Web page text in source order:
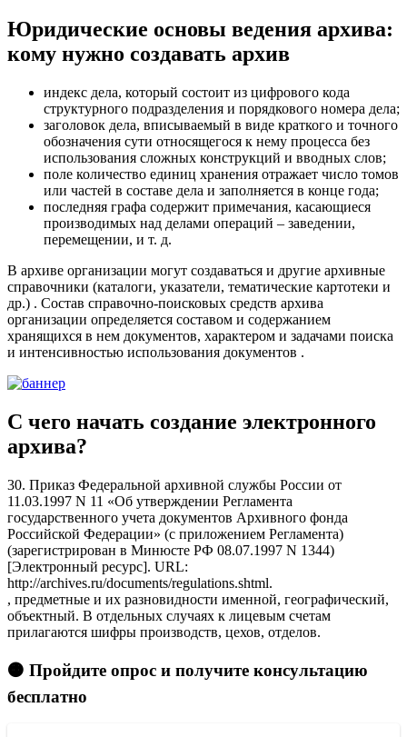
Юридические основы ведения архива:
кому нужно создавать архив
индекс дела, который состоит из цифрового кода
структурного подразделения и порядкового номера дела;
заголовок дела, вписываемый в виде краткого и точного
обозначения сути относящегося к нему процесса без
использования сложных конструкций и вводных слов;
поле количество единиц хранения отражает число томов
или частей в составе дела и заполняется в конце года;
последняя графа содержит примечания, касающиеся
производимых над делами операций – заведении,
перемещении, и т. д.
В архиве организации могут создаваться и другие архивные
справочники (каталоги, указатели, тематические картотеки и
др.) . Состав справочно-поисковых средств архива
организации определяется составом и содержанием
хранящихся в нем документов, характером и задачами поиска
и интенсивностью использования документов .
С чего начать создание электронного
архива?
30. Приказ Федеральной архивной службы России от
11.03.1997 N 11 «Об утверждении Регламента
государственного учета документов Архивного фонда
Российской Федерации» (с приложением Регламента)
(зарегистрирован в Минюсте РФ 08.07.1997 N 1344)
[Электронный ресурс]. URL:
http://archives.ru/documents/regulations.shtml.
, предметные и их разновидности именной, географический,
объектный. В отдельных случаях к лицевым счетам
прилагаются шифры производств, цехов, отделов.
🟠 Пройдите опрос и получите консультацию
бесплатно